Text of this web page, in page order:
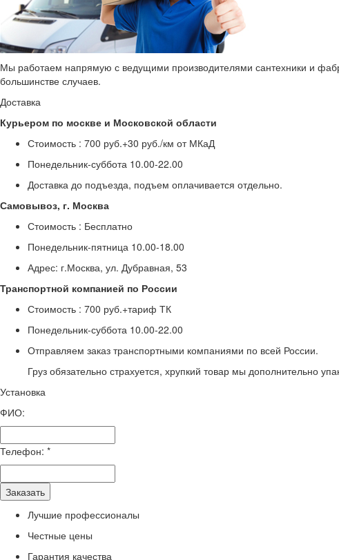
Мы работаем напрямую с ведущими производителями сантехники и
большинстве случаев.
Доставка
Курьером по москве и Московской области
Стоимость : 700 руб.+30 руб./км от МКаД
Понедельник-суббота 10.00-22.00
Доставка до подъезда, подъем оплачивается отдельно.
Самовывоз, г. Москва
Стоимость : Бесплатно
Понедельник-пятница 10.00-18.00
Адрес: г.Москва, ул. Дубравная, 53
Транспортной компанией по России
Стоимость : 700 руб.+тариф ТК
Понедельник-суббота 10.00-22.00
Отправляем заказ транспортными компаниями по всей России.
Груз обязательно страхуется, хрупкий товар мы дополнительно
Установка
ФИО:
Телефон: *
Заказать
Лучшие профессионалы
Честные цены
Гарантия качества